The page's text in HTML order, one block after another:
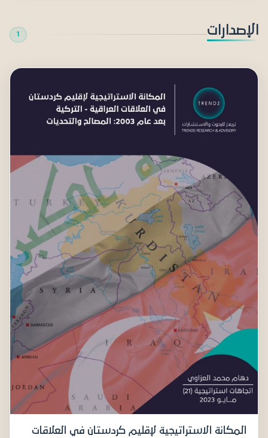
الإصدارات 1
المكانة الاستراتيجية لإقليم كردستان في العلاقات